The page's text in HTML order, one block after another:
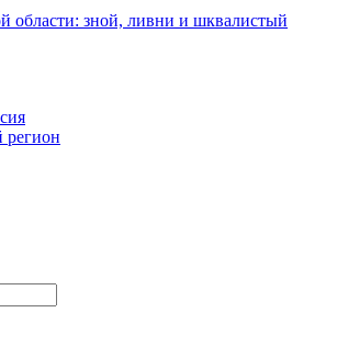
области: зной, ливни и шквалистый